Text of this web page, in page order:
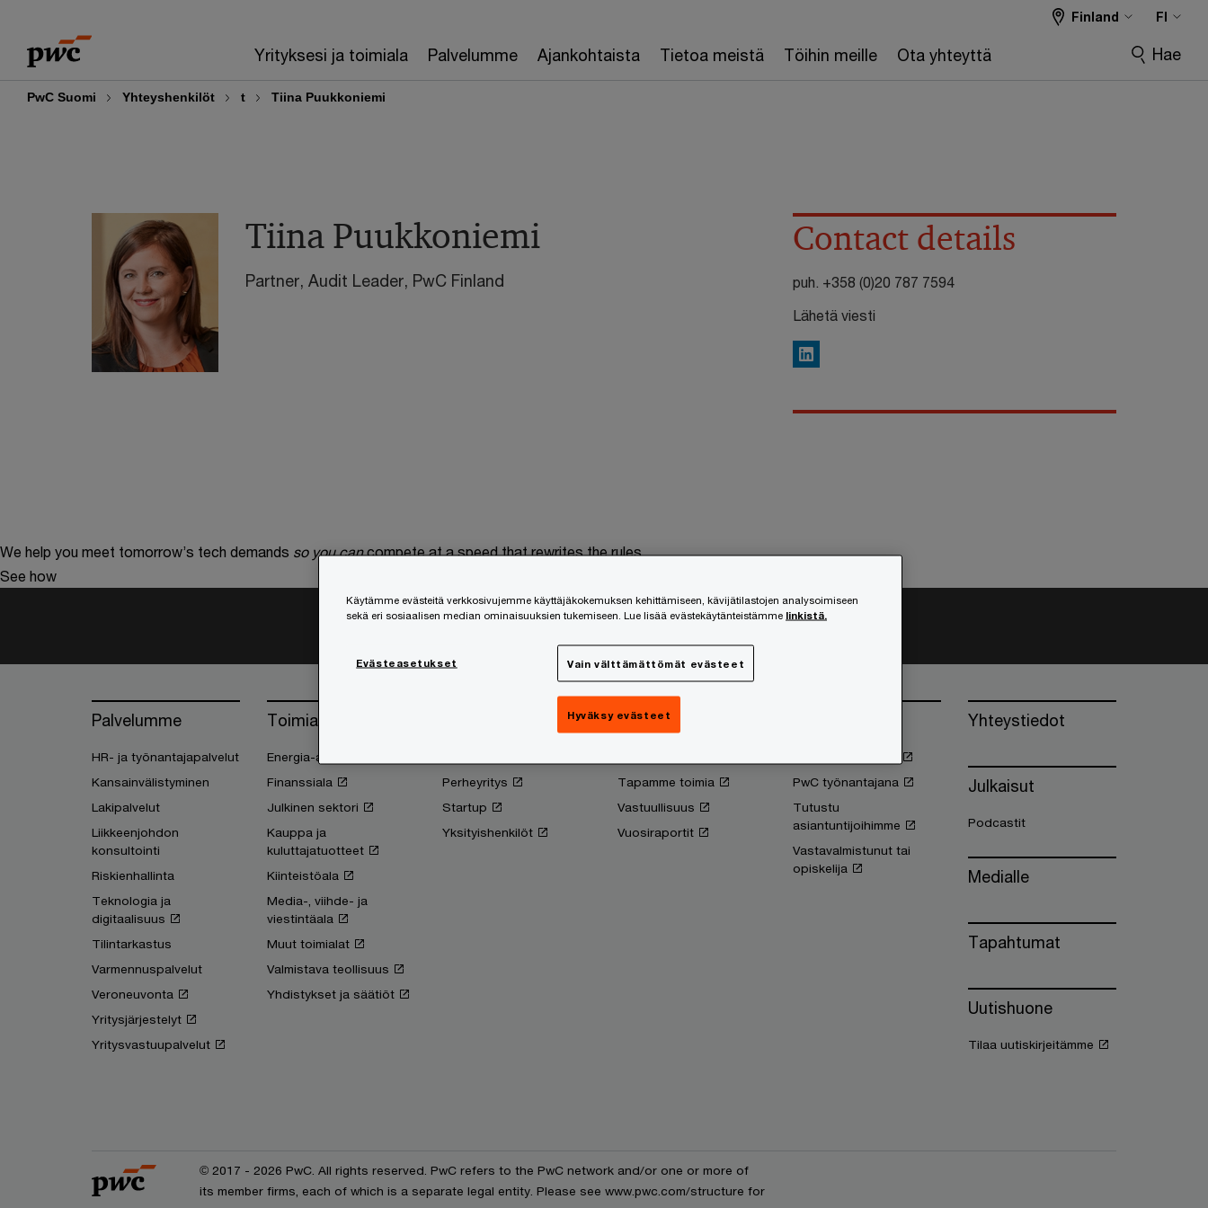
content
footer
Yrityksesi ja toimiala Palvelumme Ajankohtaista Tietoa meistä Töihin meille Ota yhteyttä
Finland FI
Hae
PwC Suomi Yhteyshenkilöt t Tiina Puukkoniemi
Tiina Puukkoniemi
Partner, Audit Leader, PwC Finland
Contact details
puh. +358 (0)20 787 7594
Lähetä viesti
LinkedIn
We help you meet tomorrow’s tech demands so you can compete at a speed that rewrites the rules
See how
Seuraa ja osallistu
Palvelumme
HR- ja työnantajapalvelut
Kansainvälistyminen
Lakipalvelut
Liikkeenjohdon
konsultointi
Riskienhallinta
Teknologia ja
digitaalisuus
Tilintarkastus
Varmennuspalvelut
Veroneuvonta
Yritysjärjestelyt
Yritysvastuupalvelut
Toimialasi
Energia-ala
Finanssiala
Julkinen sektori
Kauppa ja
kuluttajatuotteet
Kiinteistöala
Media-, viihde- ja
viestintäala
Muut toimialat
Valmistava teollisuus
Yhdistykset ja säätiöt
Perheyritys
Startup
Yksityishenkilöt
Tietoa meistä
Tapamme toimia
Vastuullisuus
Vuosiraportit
PwC työnantajana
Tutustu
asiantuntijoihimme
Vastavalmistunut tai
opiskelija
Yhteystiedot
Julkaisut
Podcastit
Medialle
Tapahtumat
Uutishuone
Tilaa uutiskirjeitämme
© 2017 - 2026 PwC. All rights reserved. PwC refers to the PwC network and/or one or more of
its member firms, each of which is a separate legal entity. Please see www.pwc.com/structure for
Käytämme evästeitä verkkosivujemme käyttäjäkokemuksen kehittämiseen, kävijätilastojen analysoimiseen
sekä eri sosiaalisen median ominaisuuksien tukemiseen. Lue lisää evästekäytänteistämme linkistä.
Evästeasetukset Vain välttämättömät evästeet
Hyväksy evästeet